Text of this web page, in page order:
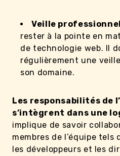
Veille
rester à la pointe en
de technologie web. Il
régulièrement une
son domaine.
Les responsabilités de
s’intègrent dans une
implique de savoir
membres de l’équipe
les développeurs et les